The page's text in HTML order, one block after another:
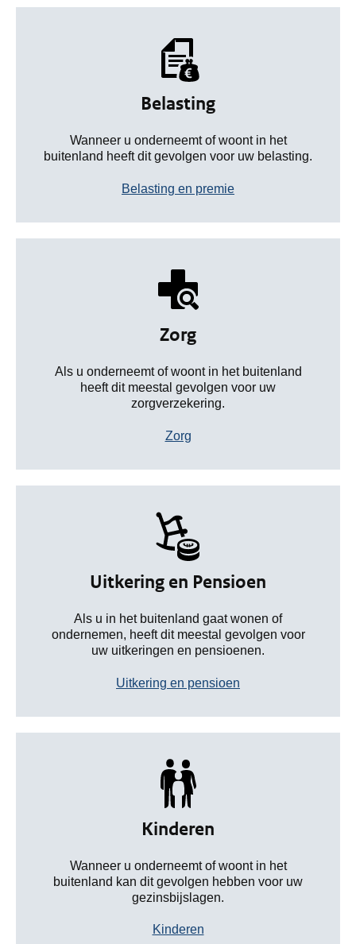
Belasting
Wanneer u onderneemt of woont in het
buitenland heeft dit gevolgen voor uw belasting.
Belasting en premie
Zorg
Als u onderneemt of woont in het buitenland
heeft dit meestal gevolgen voor uw
zorgverzekering.
Zorg
Uitkering en Pensioen
Als u in het buitenland gaat wonen of
ondernemen, heeft dit meestal gevolgen voor
uw uitkeringen en pensioenen.
Uitkering en pensioen
Kinderen
Wanneer u onderneemt of woont in het
buitenland kan dit gevolgen hebben voor uw
gezinsbijslagen.
Kinderen